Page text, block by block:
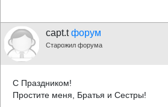
capt.t форум
Старожил форума
С Праздником!
Простите меня, Братья и Сестры!